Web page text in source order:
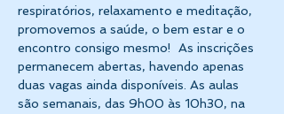
respiratórios, relaxamento e meditação,
promovemos a saúde, o bem estar e o
encontro consigo mesmo!  As inscrições
permanecem abertas, havendo apenas
duas vagas ainda disponíveis. As aulas
são semanais, das 9h00 às 10h30, na